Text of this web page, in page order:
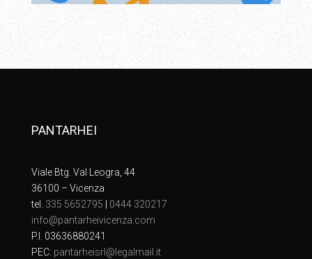
PANTARHEI
Viale Btg. Val Leogra, 44
36100 – Vicenza
tel. 335 5652795
0444 320217
info@pantarheivicenza.com
P.I. 03636880241
PEC: pantarheisrl@legalmail.it